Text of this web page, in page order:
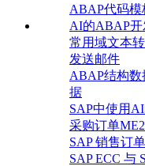
ABAP代码
AI的ABAP开
常用域文本
发送邮件
ABAP结构数
据
SAP中使用
采购订单
SAP 销售订
SAP ECC 与